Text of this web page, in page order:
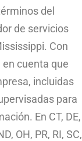
del
de servicios
Con
cuenta que
incluidas
para
En CT, DE,
OH, PR, RI, SC,